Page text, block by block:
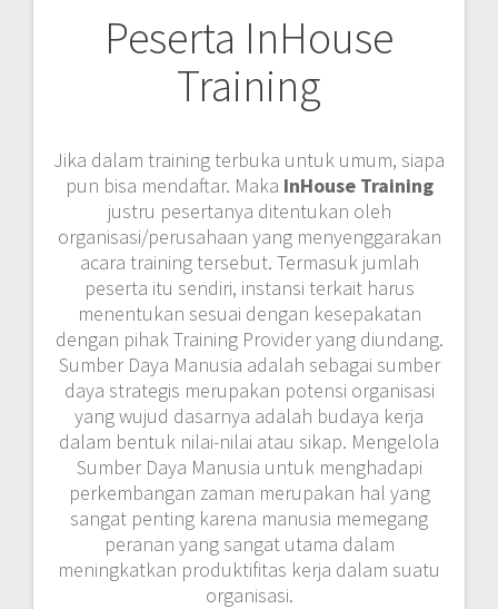
Peserta InHouse
Training
Jika dalam training terbuka untuk umum, siapa
pun bisa mendaftar. Maka InHouse Training
justru pesertanya ditentukan oleh
organisasi/perusahaan yang menyenggarakan
acara training tersebut. Termasuk jumlah
peserta itu sendiri, instansi terkait harus
menentukan sesuai dengan kesepakatan
dengan pihak Training Provider yang diundang.
Sumber Daya Manusia adalah sebagai sumber
daya strategis merupakan potensi organisasi
yang wujud dasarnya adalah budaya kerja
dalam bentuk nilai-nilai atau sikap. Mengelola
Sumber Daya Manusia untuk menghadapi
perkembangan zaman merupakan hal yang
sangat penting karena manusia memegang
peranan yang sangat utama dalam
meningkatkan produktifitas kerja dalam suatu
organisasi.